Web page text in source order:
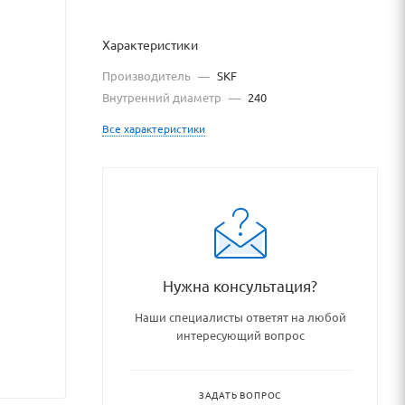
Характеристики
Производитель — SKF
Внутренний диаметр — 240
Все характеристики
Нужна консультация?
Наши специалисты ответят на любой
интересующий вопрос
ЗАДАТЬ ВОПРОС